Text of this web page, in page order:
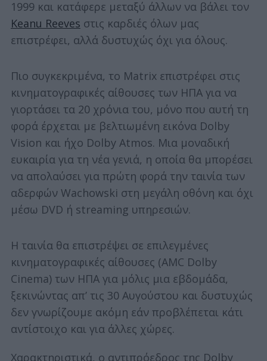
1999 και κατάφερε μεταξύ άλλων να βάλει τον
Keanu Reeves στις καρδιές όλων μας
επιστρέφει, αλλά δυστυχώς όχι για όλους.
Πιο συγκεκριμένα, το Matrix επιστρέφει στις
κινηματογραφικές αίθουσες των ΗΠΑ για να
γιορτάσει τα 20 χρόνια του, μόνο που αυτή τη
φορά έρχεται με βελτιωμένη εικόνα Dolby
Vision και ήχο Dolby Atmos. Μια μοναδική
ευκαιρία για τη νέα γενιά, η οποία θα μπορέσει
να απολαύσει για πρώτη φορά την ταινία των
αδερφών Wachowski στη μεγάλη οθόνη και όχι
μέσω DVD ή streaming υπηρεσιών.
Η ταινία θα επιστρέψει σε επιλεγμένες
κινηματογραφικές αίθουσες (AMC Dolby
Cinema) των ΗΠΑ για μόλις μια εβδομάδα,
ξεκινώντας απ’ τις 30 Αυγούστου και δυστυχώς
δεν γνωρίζουμε ακόμη εάν προβλέπεται κάτι
αντίστοιχο και για άλλες χώρες.
Χαρακτηριστικά, ο αντιπρόεδρος της Dolby